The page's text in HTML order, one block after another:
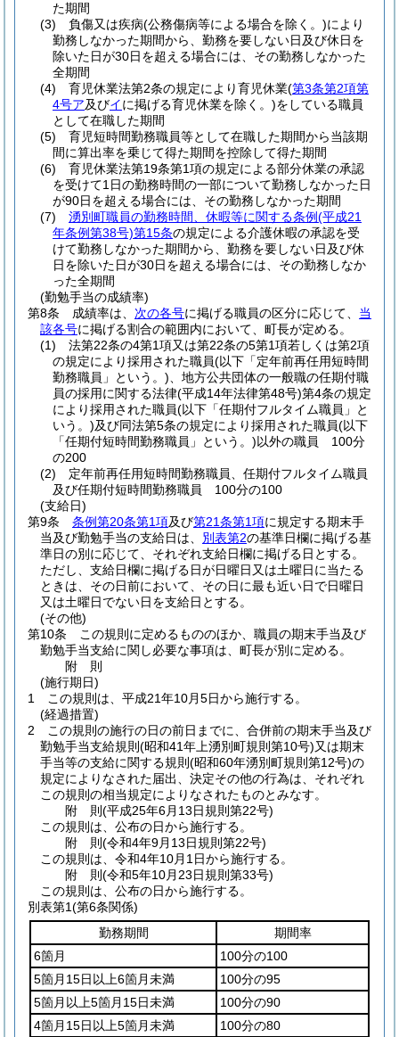
た期間
(3)
負傷又は疾病(公務傷病等による場合を除く。)により
勤務しなかった期間から、勤務を要しない日及び休日を
除いた日が30日を超える場合には、その勤務しなかった
全期間
(4)
育児休業法第2条の規定により育児休業(第3条第2項第
4号ア及びイに掲げる育児休業を除く。)をしている職員
として在職した期間
(5)
育児短時間勤務職員等として在職した期間から当該期
間に算出率を乗じて得た期間を控除して得た期間
(6)
育児休業法第19条第1項の規定による部分休業の承認
を受けて1日の勤務時間の一部について勤務しなかった日
が90日を超える場合には、その勤務しなかった期間
(7)
湧別町職員の勤務時間、休暇等に関する条例(平成21
年条例第38号)第15条の規定による介護休暇の承認を受
けて勤務しなかった期間から、勤務を要しない日及び休
日を除いた日が30日を超える場合には、その勤務しなか
った全期間
(勤勉手当の成績率)
第8条
成績率は、 次の各号に掲げる職員の区分に応じて、 当
該各号に掲げる割合の範囲内において、町長が定める。
(1)
法第22条の4第1項又は第22条の5第1項若しくは第2項
の規定により採用された職員(以下「定年前再任用短時間
勤務職員」という。) 、地方公共団体の一般職の任期付職
員の採用に関する法律(平成14年法律第48号)第4条の規定
により採用された職員(以下「任期付フルタイム職員」と
いう。)及び同法第5条の規定により採用された職員(以下
「任期付短時間勤務職員」という。)以外の職員 100分
の200
(2)
定年前再任用短時間勤務職員、任期付フルタイム職員
及び任期付短時間勤務職員 100分の100
(支給日)
第9条
条例第20条第1項及び第21条第1項に規定する期末手
当及び勤勉手当の支給日は、 別表第2の基準日欄に掲げる基
準日の別に応じて、それぞれ支給日欄に掲げる日とする。
ただし、支給日欄に掲げる日が日曜日又は土曜日に当たる
ときは、その日前において、その日に最も近い日で日曜日
又は土曜日でない日を支給日とする。
(その他)
第10条
この規則に定めるもののほか、職員の期末手当及び
勤勉手当支給に関し必要な事項は、町長が別に定める。
附 則
(施行期日)
1
この規則は、平成21年10月5日から施行する。
(経過措置)
2
この規則の施行の日の前日までに、合併前の期末手当及び
勤勉手当支給規則 (昭和41年上湧別町規則第10号)又は期末
手当等の支給に関する規則 (昭和60年湧別町規則第12号)の
規定によりなされた届出、決定その他の行為は、それぞれ
この規則の相当規定によりなされたものとみなす。
附 則(平成25年6月13日規則第22号)
この規則は、公布の日から施行する。
附 則(令和4年9月13日規則第22号)
この規則は、令和4年10月1日から施行する。
附 則(令和5年10月23日規則第33号)
この規則は、公布の日から施行する。
別表第1(第6条関係)
勤務期間
期間率
6箇月
100分の100
5箇月15日以上6箇月未満
100分の95
5箇月以上5箇月15日未満
100分の90
4箇月15日以上5箇月未満
100分の80